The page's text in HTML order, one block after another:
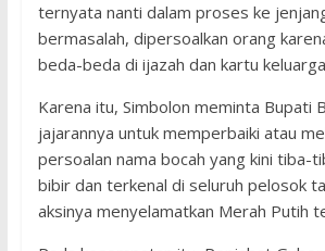
ternyata nanti dalam proses ke
bermasalah, dipersoalkan orang
beda-beda di ijazah dan kartu
Karena itu, Simbolon meminta Bupati
jajarannya untuk memperbaiki atau
persoalan nama bocah yang kini tiba-
bibir dan terkenal di seluruh pelosok
aksinya menyelamatkan Merah Putih